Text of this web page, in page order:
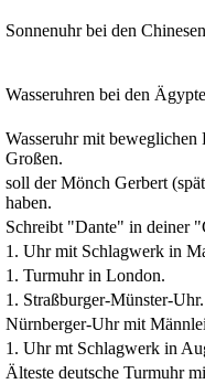
Sonnenuhr bei den
Wasseruhren bei den
Wasseruhr mit
Großen.
soll der Mönch Gerbert
haben.
Schreibt "Dante" in deiner
1. Uhr mit Schlagwerk in
1. Turmuhr in London.
1. Straßburger-Münster-Uhr.
Nürnberger-Uhr mit
1. Uhr mt Schlagwerk in
Älteste deutsche Turmuhr